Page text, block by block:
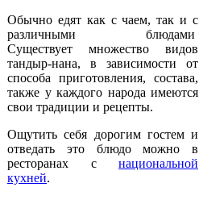
Обычно едят как с чаем, так и с
различными блюдами
Существует множество видов
тандыр-нана, в зависимости от
способа приготовления, состава,
также у каждого народа имеются
свои традиции и рецепты.
Ощутить себя дорогим гостем и
отведать это блюдо можно в
ресторанах с национальной
кухней.